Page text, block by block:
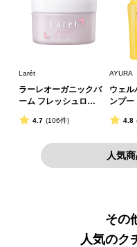
Larét
ラーレオーガニックバ
ーム フレッシュロー
ズの香り
4.7 (106件)
AYURA
ウェル
ンプー
ト
4.8
人気
その
人気のク